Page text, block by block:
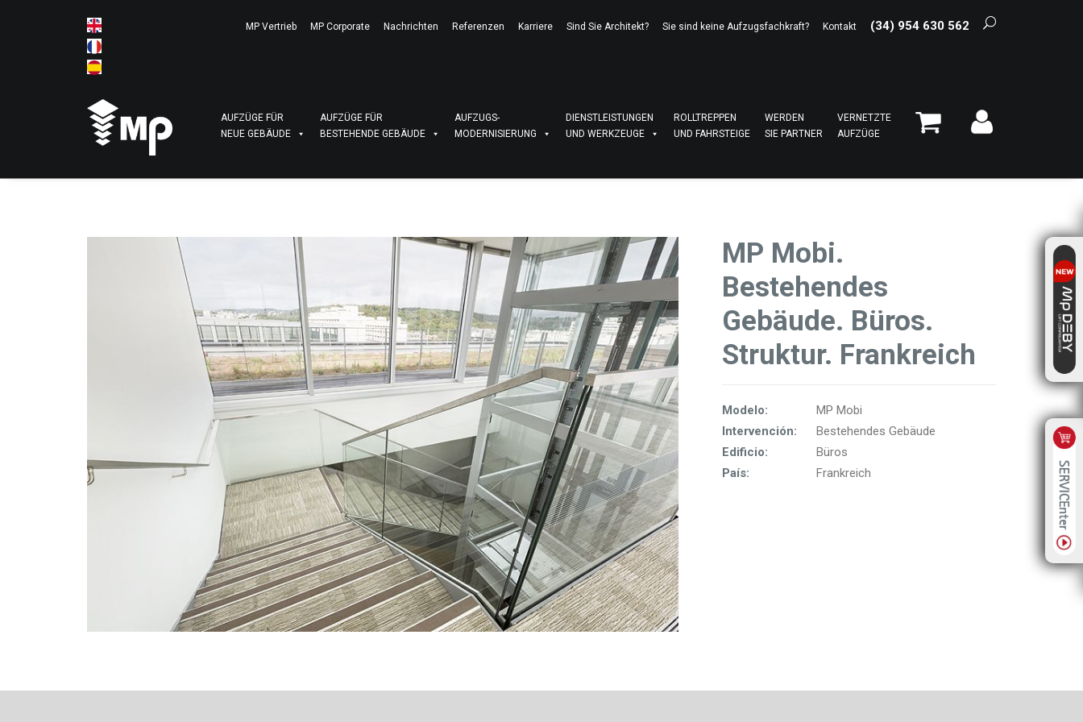
MP Vertrieb MP Corporate Nachrichten Referenzen Karriere Sind Sie Architekt? Sie sind keine Aufzugsfachkraft? Kontakt (34) 954 630 562
AUFZÜGE FÜR
NEUE GEBÄUDE
AUFZÜGE FÜR
BESTEHENDE GEBÄUDE
AUFZUGS-
MODERNISIERUNG
DIENSTLEISTUNGEN
UND WERKZEUGE
ROLLTREPPEN
UND FAHRSTEIGE
WERDEN
SIE PARTNER
VERNETZTE
AUFZÜGE
MP Mobi.
Bestehendes
Gebäude. Büros.
Struktur. Frankreich
Modelo:
MP Mobi
Intervención:
Bestehendes Gebäude
Edificio:
Büros
País:
Frankreich